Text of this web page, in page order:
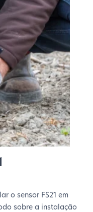
o sensor FS21 em
sobre a instalação